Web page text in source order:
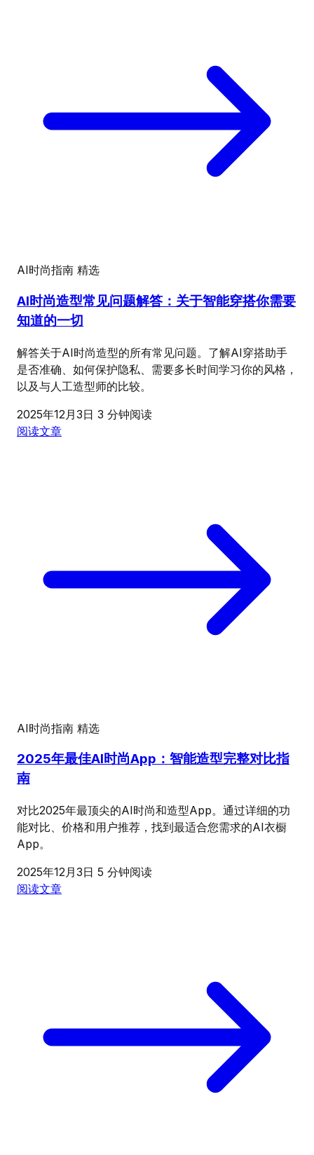
AI时尚指南 精选
AI时尚造型常见问题解答：关于智能穿搭你需要
知道的一切
解答关于AI时尚造型的所有常见问题。了解AI穿搭助手
是否准确、如何保护隐私、需要多长时间学习你的风格，
以及与人工造型师的比较。
2025年12月3日 3 分钟阅读
阅读文章
AI时尚指南 精选
2025年最佳AI时尚App：智能造型完整对比指
南
对比2025年最顶尖的AI时尚和造型App。通过详细的功
能对比、价格和用户推荐，找到最适合您需求的AI衣橱
App。
2025年12月3日 5 分钟阅读
阅读文章